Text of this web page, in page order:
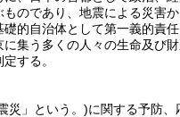
のであり、地震による災害
的自治体として第一義的責
集う多くの人々の生命及び
する。
災」という。)に関する予防